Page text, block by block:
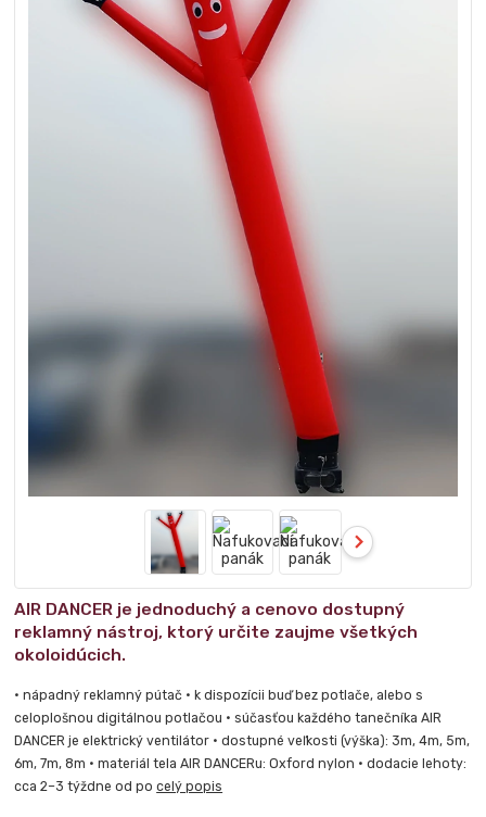
AIR DANCER je jednoduchý a cenovo dostupný
reklamný nástroj, ktorý určite zaujme všetkých
okoloidúcich.
• nápadný reklamný pútač • k dispozícii buď bez potlače, alebo s
celoplošnou digitálnou potlačou • súčasťou každého tanečníka AIR
DANCER je elektrický ventilátor • dostupné veľkosti (výška): 3m, 4m, 5m,
6m, 7m, 8m • materiál tela AIR DANCERu: Oxford nylon • dodacie lehoty:
cca 2–3 týždne od pocelý popis